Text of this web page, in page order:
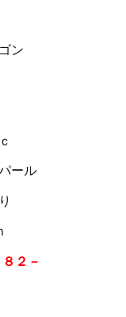
ン
ール
２－